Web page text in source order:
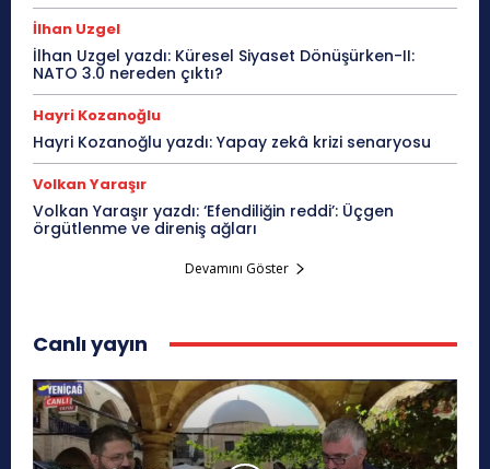
İlhan Uzgel
İlhan Uzgel yazdı: Küresel Siyaset Dönüşürken-II:
NATO 3.0 nereden çıktı?
Hayri Kozanoğlu
Hayri Kozanoğlu yazdı: Yapay zekâ krizi senaryosu
Volkan Yaraşır
Volkan Yaraşır yazdı: ‘Efendiliğin reddi’: Üçgen
örgütlenme ve direniş ağları
Devamını Göster
Canlı yayın